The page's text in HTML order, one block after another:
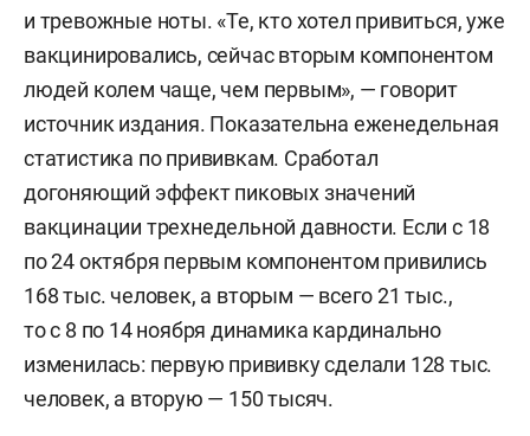
и тревожные ноты. «Те, кто хотел привиться, уже
вакцинировались, сейчас вторым компонентом
людей колем чаще, чем первым», — говорит
источник издания. Показательна еженедельная
статистика по прививкам. Сработал
догоняющий эффект пиковых значений
вакцинации трехнедельной давности. Если с 18
по 24 октября первым компонентом привились
168 тыс. человек, а вторым — всего 21 тыс.,
то с 8 по 14 ноября динамика кардинально
изменилась: первую прививку сделали 128 тыс.
человек, а вторую — 150 тысяч.